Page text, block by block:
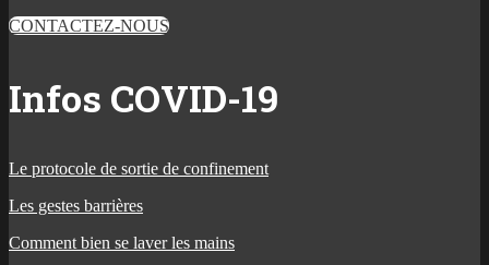
CONTACTEZ-NOUS
Infos COVID-19
Le protocole de sortie de confinement
Les gestes barrières
Comment bien se laver les mains